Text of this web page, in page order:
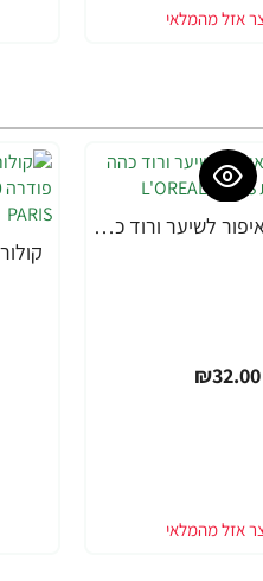
קולוריסטה איפור לשיער ורוד כהה 30 מ"ל - מבית L'OREAL PARIS
₪32.00